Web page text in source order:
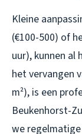
Kleine
(€100-500) of
uur), kunnen al
het vervangen
m²), is een
Beukenhorst-
we regelmatige